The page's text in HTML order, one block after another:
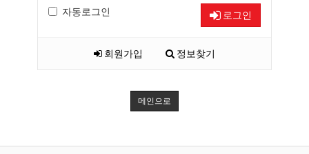
자동로그인 로그인
회원가입 정보찾기
메인으로